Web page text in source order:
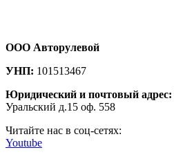
ООО Авторулевой
УНП: 101513467
Юридический и почтовый адрес:
Уральский д.15 оф. 558
Читайте нас в соц-сетях:
Youtube